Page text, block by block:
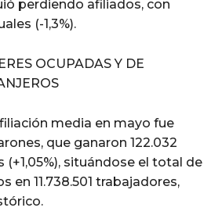
perdiendo afiliados, con
(-1,3%).
OCUPADAS Y DE
media en mayo fue
que ganaron 122.032
(+1,05%), situándose el total de
en 11.738.501 trabajadores,